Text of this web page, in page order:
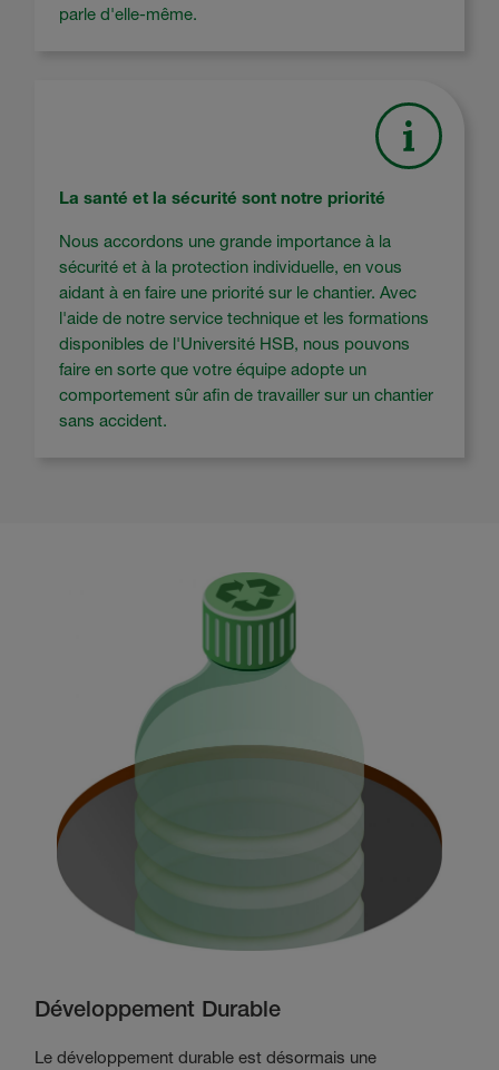
parle d'elle-même.
La santé et la sécurité sont notre priorité
Nous accordons une grande importance à la
sécurité et à la protection individuelle, en vous
aidant à en faire une priorité sur le chantier. Avec
l'aide de notre service technique et les formations
disponibles de l'Université HSB, nous pouvons
faire en sorte que votre équipe adopte un
comportement sûr afin de travailler sur un chantier
sans accident.
Développement Durable
Le développement durable est désormais une